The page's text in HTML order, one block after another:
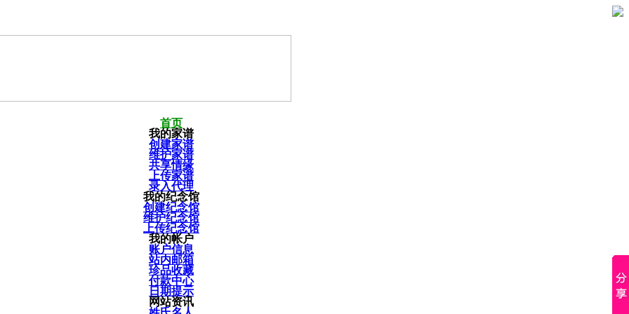
首页
我的家谱
创建家谱
维护家谱
共享情缘
上传家谱
录入代理
我的纪念馆
创建纪念馆
维护纪念馆
上传纪念馆
我的帐户
账户信息
站内邮箱
珍品收藏
付款中心
日期提示
网站资讯